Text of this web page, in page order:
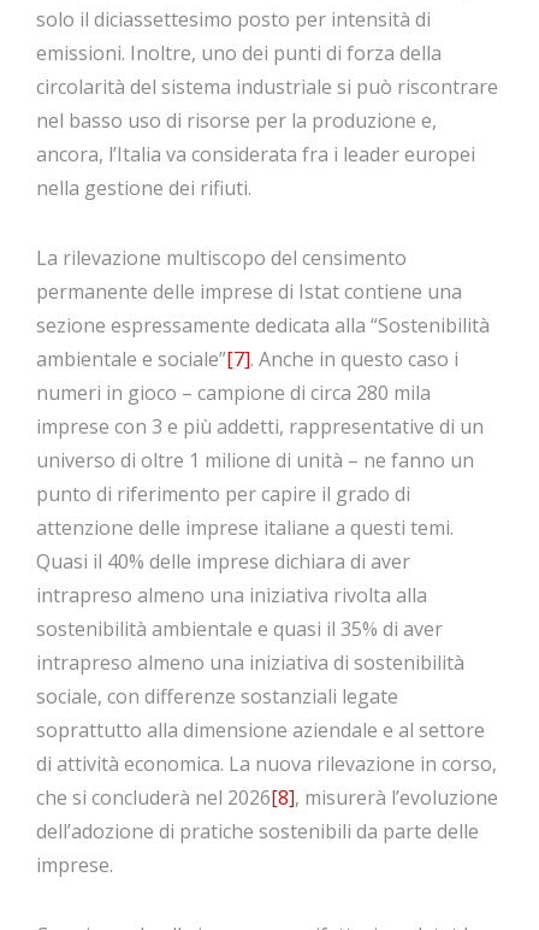
solo il diciassettesimo posto per intensità di
emissioni. Inoltre, uno dei punti di forza della
circolarità del sistema industriale si può riscontrare
nel basso uso di risorse per la produzione e,
ancora, l’Italia va considerata fra i leader europei
nella gestione dei rifiuti.
La rilevazione multiscopo del censimento
permanente delle imprese di Istat contiene una
sezione espressamente dedicata alla “Sostenibilità
ambientale e sociale”[7]. Anche in questo caso i
numeri in gioco – campione di circa 280 mila
imprese con 3 e più addetti, rappresentative di un
universo di oltre 1 milione di unità – ne fanno un
punto di riferimento per capire il grado di
attenzione delle imprese italiane a questi temi.
Quasi il 40% delle imprese dichiara di aver
intrapreso almeno una iniziativa rivolta alla
sostenibilità ambientale e quasi il 35% di aver
intrapreso almeno una iniziativa di sostenibilità
sociale, con differenze sostanziali legate
soprattutto alla dimensione aziendale e al settore
di attività economica. La nuova rilevazione in corso,
che si concluderà nel 2026[8], misurerà l’evoluzione
dell’adozione di pratiche sostenibili da parte delle
imprese.